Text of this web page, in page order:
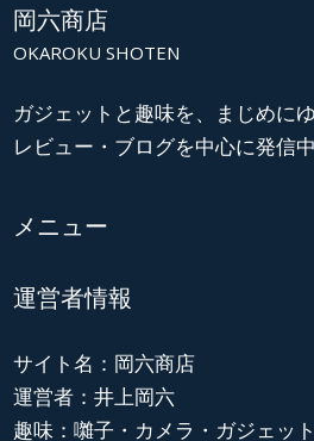
岡六商店
OKAROKU SHOTEN
ガジェットと趣味を、まじめにゆ
レビュー・ブログを中心に発信中
メニュー
運営者情報
サイト名：岡六商店
運営者：井上岡六
趣味：囃子・カメラ・ガジェット